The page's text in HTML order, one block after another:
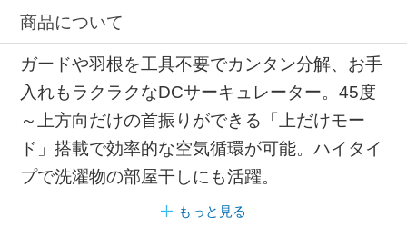
商品について
ガードや羽根を工具不要でカンタン分解、お手
入れもラクラクなDCサーキュレーター。45度
～上方向だけの首振りができる「上だけモー
ド」搭載で効率的な空気循環が可能。ハイタイ
プで洗濯物の部屋干しにも活躍。
もっと見る